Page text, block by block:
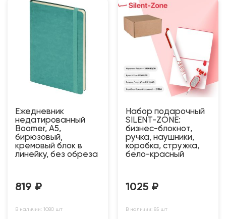
Ежедневник
недатированный
Boomer, А5,
бирюзовый,
кремовый блок в
линейку, без обреза
819 ₽
В наличии: 1080 шт
Набор подарочный
SILENT-ZONE:
бизнес-блокнот,
ручка, наушники,
коробка, стружка,
бело-красный
1025 ₽
В наличии: 85 шт